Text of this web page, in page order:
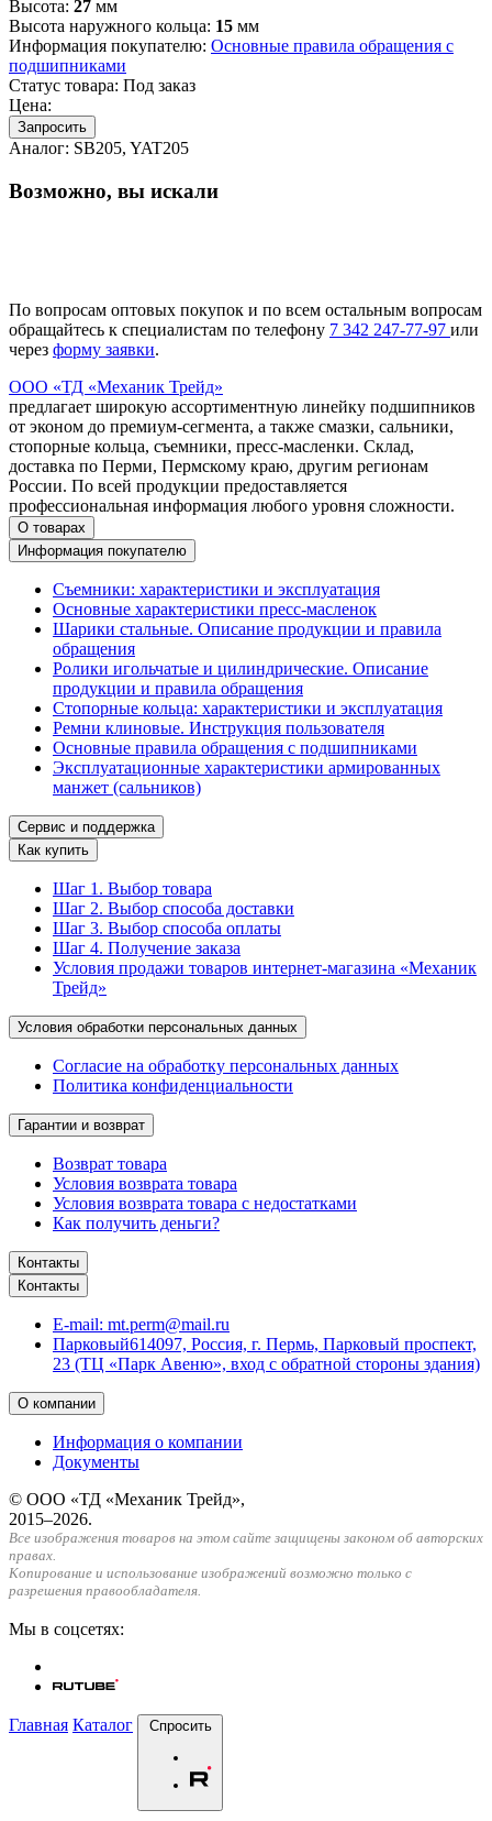
Высота: 27 мм
Высота наружного кольца: 15 мм
Информация покупателю: Основные правила обращения с
подшипниками
Статус товара: Под заказ
Цена:
Запросить
Аналог: SB205, YAT205
Возможно, вы искали
По вопросам оптовых покупок и по всем остальным вопросам
обращайтесь к специалистам по телефону 7 342 247-77-97 или
через форму заявки.
ООО «ТД «Механик Трейд»
предлагает широкую ассортиментную линейку подшипников
от эконом до премиум-сегмента, а также смазки, сальники,
стопорные кольца, съемники, пресс-масленки. Склад,
доставка по Перми, Пермскому краю, другим регионам
России. По всей продукции предоставляется
профессиональная информация любого уровня сложности.
О товарах
Информация покупателю
Съемники: характеристики и эксплуатация
Основные характеристики пресс‑масленок
Шарики стальные. Описание продукции и правила
обращения
Ролики игольчатые и цилиндрические. Описание
продукции и правила обращения
Стопорные кольца: характеристики и эксплуатация
Ремни клиновые. Инструкция пользователя
Основные правила обращения с подшипниками
Эксплуатационные характеристики армированных
манжет (сальников)
Сервис и поддержка
Как купить
Шаг 1. Выбор товара
Шаг 2. Выбор способа доставки
Шаг 3. Выбор способа оплаты
Шаг 4. Получение заказа
Условия продажи товаров интернет-магазина «Механик
Трейд»
Условия обработки персональных данных
Согласие на обработку персональных данных
Политика конфиденциальности
Гарантии и возврат
Возврат товара
Условия возврата товара
Условия возврата товара с недостатками
Как получить деньги?
Контакты
Контакты
E-mail: mt.perm@mail.ru
Парковый614097, Россия, г. Пермь, Парковый проспект,
23 (ТЦ «Парк Авеню», вход с обратной стороны здания)
О компании
Информация о компании
Документы
© ООО «ТД «Механик Трейд»,
2015–2026.
Все изображения товаров на этом сайте защищены законом об авторских
правах.
Копирование и использование изображений возможно только с
разрешения правообладателя.
Мы в соцсетях:
Главная Каталог Спросить